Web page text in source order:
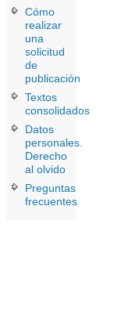
Cómo
realizar
una
solicitud
de
publicación
Textos
consolidados
Datos
personales.
Derecho
al olvido
Preguntas
frecuentes